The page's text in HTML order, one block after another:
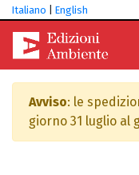
Italiano English
Avviso: le
giorno 31 luglio al